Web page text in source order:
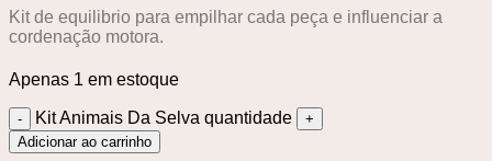
Kit de equilibrio para empilhar cada peça e influenciar a
cordenação motora.
Apenas 1 em estoque
Kit Animais Da Selva quantidade
Adicionar ao carrinho